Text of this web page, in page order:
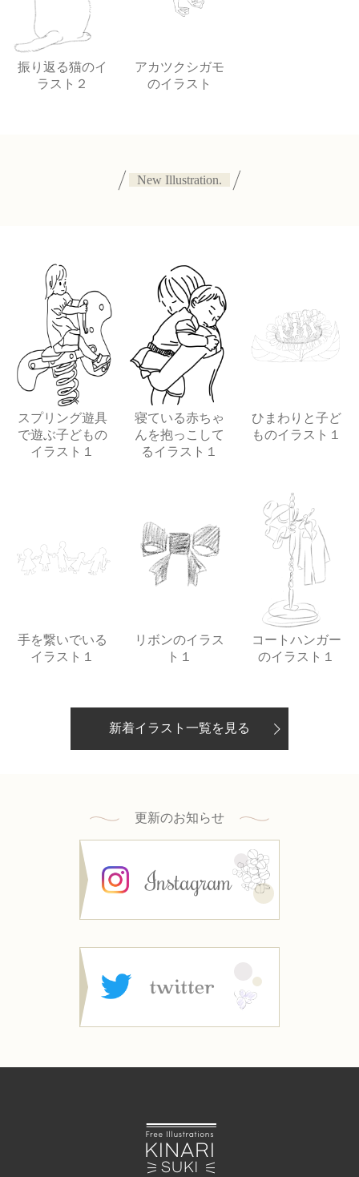
振り返る猫のイ
ラスト２
アカツクシガモ
のイラスト
New Illustration.
スプリング遊具
で遊ぶ子どもの
イラスト１
寝ている赤ちゃ
んを抱っこして
るイラスト１
ひまわりと子ど
ものイラスト１
手を繋いでいる
イラスト１
リボンのイラス
ト１
コートハンガー
のイラスト１
新着イラスト一覧を見る
更新のお知らせ